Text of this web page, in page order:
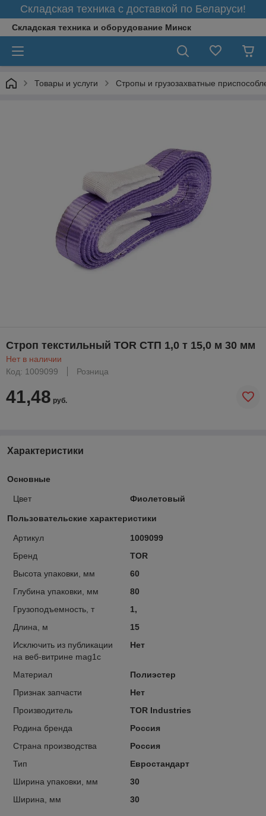
Складская техника с доставкой по Беларуси!
Складская техника и оборудование Минск
Товары и услуги Стропы и грузозахватные
Строп текстильный TOR СТП 1,0 т 15,0 м 30 мм
Нет в наличии
Код: 1009099
Розница
41,48 руб.
Характеристики
Основные
Цвет Фиолетовый
Пользовательские характеристики
Артикул
1009099
Бренд
TOR
Высота упаковки, мм
60
Глубина упаковки, мм
80
Грузоподъемность, т
1,
Длина, м
15
Исключить из публикации
на веб-витрине mag1c
Нет
Материал
Полиэстер
Признак запчасти
Нет
Производитель
TOR Industries
Родина бренда
Россия
Страна производства
Россия
Тип
Евростандарт
Ширина упаковки, мм
30
Ширина, мм
30